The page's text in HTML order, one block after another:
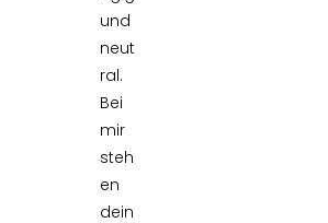
und
neut
ral.
Bei
mir
steh
en
dein